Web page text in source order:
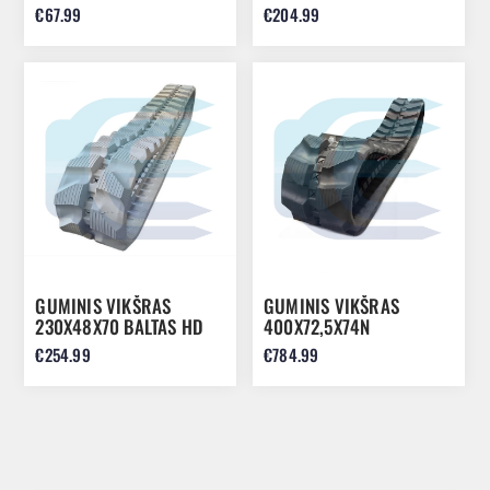
SUNWARD SWE15 SWE17
23010503
€67.99 €204.99
GUMINIS VIKŠRAS
230X48X70 BALTAS HD
€254.99
GUMINIS VIKŠRAS
400X72,5X74N
€784.99